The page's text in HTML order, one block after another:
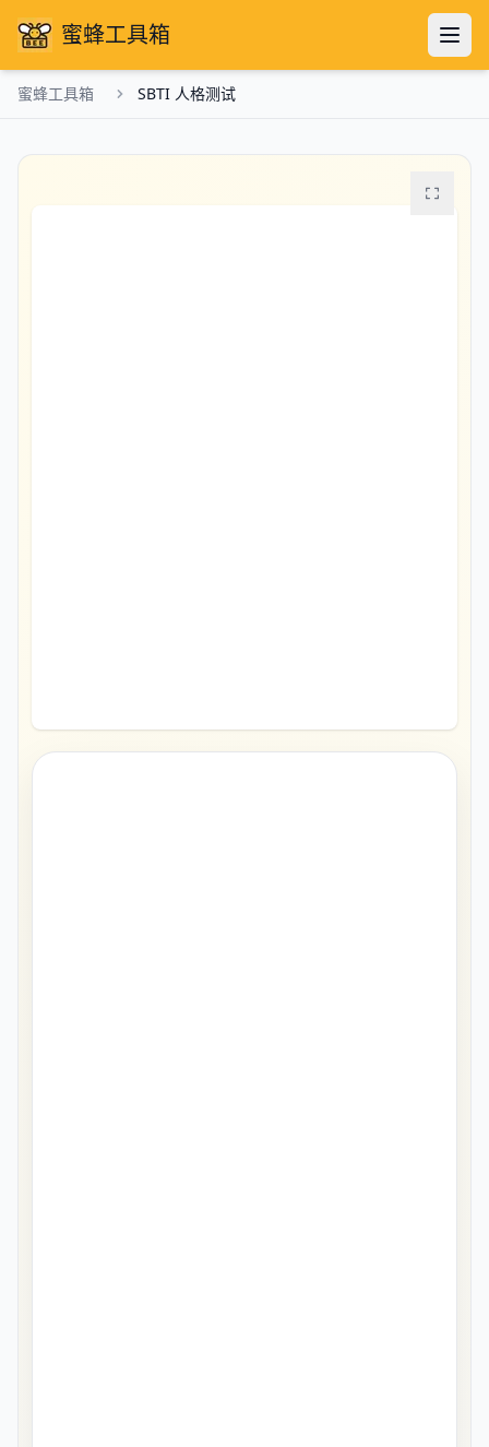
蜜蜂工具箱
蜜蜂工具箱 SBTI 人格测试